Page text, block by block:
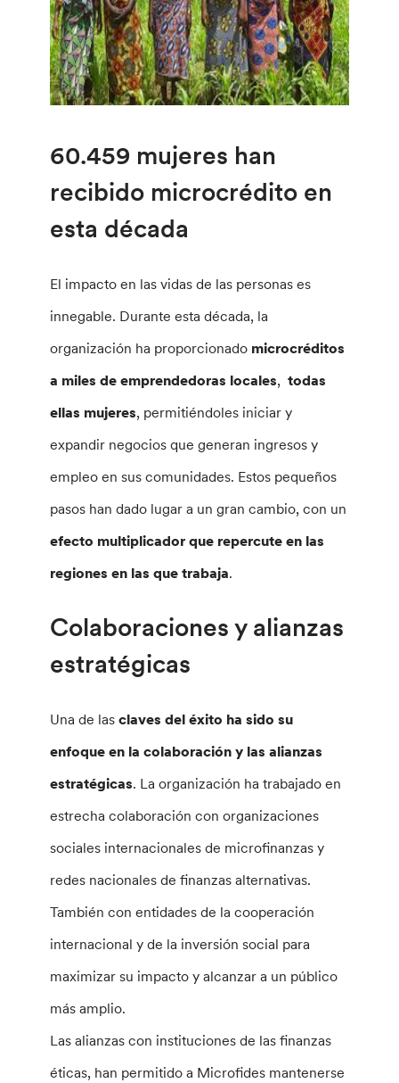
60.459 mujeres han
recibido microcrédito en
esta década
El impacto en las vidas de las personas es
innegable. Durante esta década, la
organización ha proporcionado microcréditos
a miles de emprendedoras locales,todas
ellas mujeres, permitiéndoles iniciar y
expandir negocios que generan ingresos y
empleo en sus comunidades. Estos pequeños
pasos han dado lugar a un gran cambio, con un
efecto multiplicador que repercute en las
regiones en las que trabaja.
Colaboraciones y alianzas
estratégicas
Una de las claves del éxito ha sido su
enfoque en la colaboración y las alianzas
estratégicas. La organización ha trabajado en
estrecha colaboración con organizaciones
sociales internacionales de microfinanzas y
redes nacionales de finanzas alternativas.
También con entidades de la cooperación
internacional y de la inversión social para
maximizar su impacto y alcanzar a un público
más amplio.
Las alianzas con instituciones de las finanzas
éticas, han permitido a Microfides mantenerse